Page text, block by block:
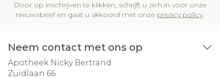
Door op inschrijven te klikken, schrijft u zich in voor onze
nieuwsbrief en gaat u akkoord met onze privacy policy.
Neem contact met ons op
Apotheek Nicky Bertrand
Zuidlaan 66